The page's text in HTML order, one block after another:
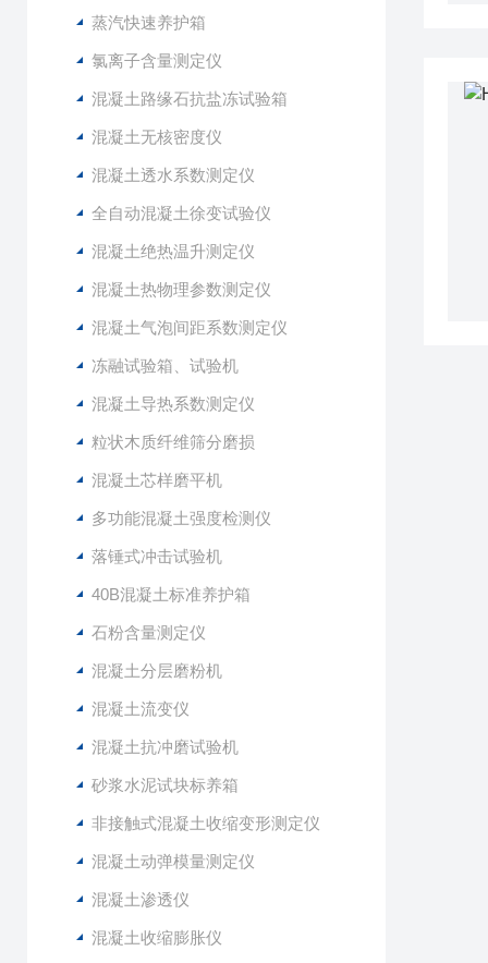
蒸汽快速养护箱
氯离子含量测定仪
混凝土路缘石抗盐冻试验箱
混凝土无核密度仪
混凝土透水系数测定仪
全自动混凝土徐变试验仪
混凝土绝热温升测定仪
混凝土热物理参数测定仪
混凝土气泡间距系数测定仪
冻融试验箱、试验机
混凝土导热系数测定仪
粒状木质纤维筛分磨损
混凝土芯样磨平机
多功能混凝土强度检测仪
落锤式冲击试验机
40B混凝土标准养护箱
石粉含量测定仪
混凝土分层磨粉机
混凝土流变仪
混凝土抗冲磨试验机
砂浆水泥试块标养箱
非接触式混凝土收缩变形测定仪
混凝土动弹模量测定仪
混凝土渗透仪
混凝土收缩膨胀仪